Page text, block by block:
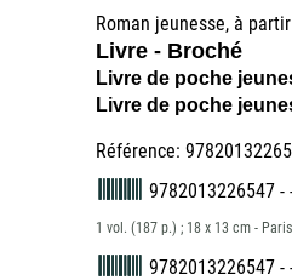
Roman jeunesse, à
Livre - Broché
Livre de poche
Livre de poche
Référence:
9782013226547 -
1 vol. (187 p.) ; 18 x 13 cm -
9782013226547 -